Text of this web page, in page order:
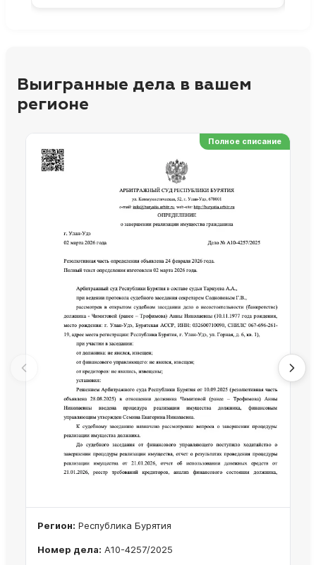
Выигранные дела в вашем
регионе
Полное списание
Регион: Республика Бурятия
Номер дела: А10-4257/2025